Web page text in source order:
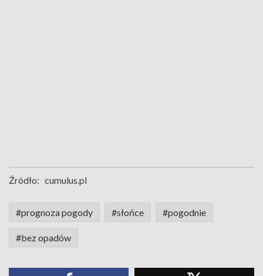
Źródło: cumulus.pl
#prognoza pogody #słońce #pogodnie
#bez opadów